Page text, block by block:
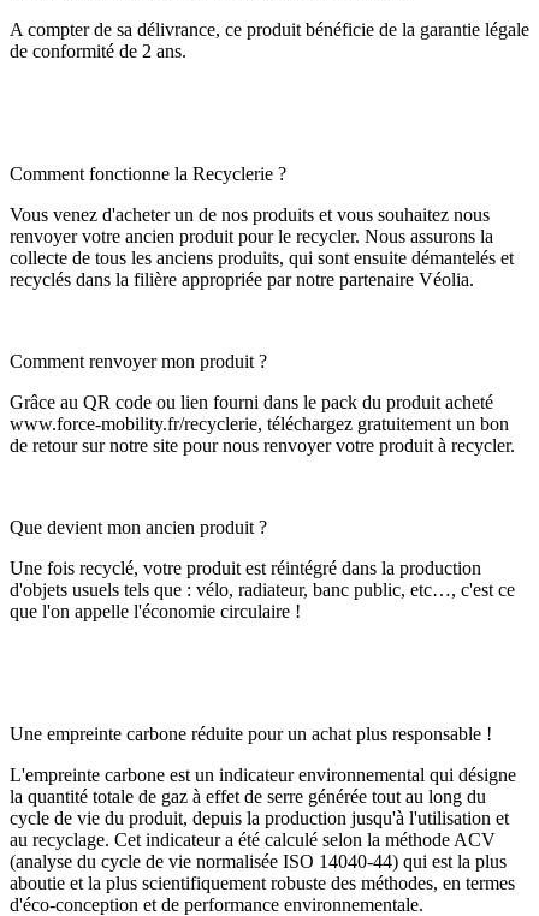
A compter de sa délivrance, ce produit bénéficie de la garantie légale
de conformité de 2 ans.
Comment fonctionne la Recyclerie ?
Vous venez d'acheter un de nos produits et vous souhaitez nous
renvoyer votre ancien produit pour le recycler. Nous assurons la
collecte de tous les anciens produits, qui sont ensuite démantelés et
recyclés dans la filière appropriée par notre partenaire Véolia.
Comment renvoyer mon produit ?
Grâce au QR code ou lien fourni dans le pack du produit acheté
www.force-mobility.fr/recyclerie, téléchargez gratuitement un bon
de retour sur notre site pour nous renvoyer votre produit à recycler.
Que devient mon ancien produit ?
Une fois recyclé, votre produit est réintégré dans la production
d'objets usuels tels que : vélo, radiateur, banc public, etc…, c'est ce
que l'on appelle l'économie circulaire !
Une empreinte carbone réduite pour un achat plus responsable !
L'empreinte carbone est un indicateur environnemental qui désigne
la quantité totale de gaz à effet de serre générée tout au long du
cycle de vie du produit, depuis la production jusqu'à l'utilisation et
au recyclage. Cet indicateur a été calculé selon la méthode ACV
(analyse du cycle de vie normalisée ISO 14040-44) qui est la plus
aboutie et la plus scientifiquement robuste des méthodes, en termes
d'éco-conception et de performance environnementale.